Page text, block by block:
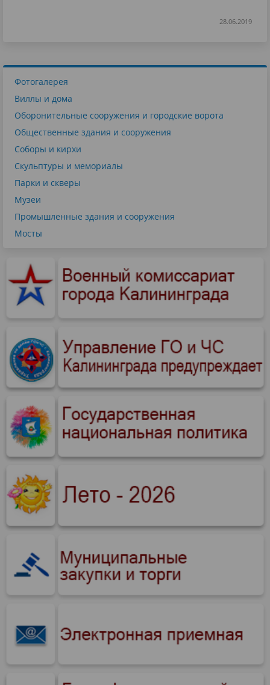
28.06.2019
Фотогалерея
Виллы и дома
Оборонительные сооружения и городские ворота
Общественные здания и сооружения
Соборы и кирхи
Скульптуры и мемориалы
Парки и скверы
Музеи
Промышленные здания и сооружения
Мосты